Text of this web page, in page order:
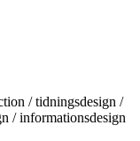
/ tidningsdesign /
/ informationsdesign